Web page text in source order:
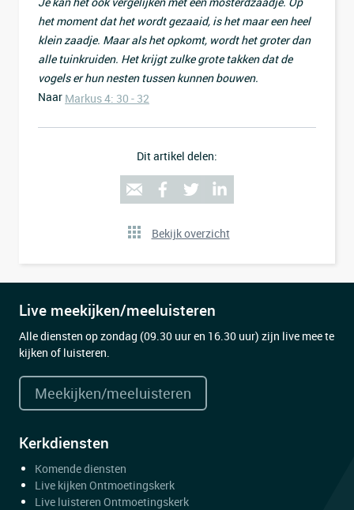
het moment dat het wordt gezaaid, is het maar een heel
klein zaadje. Maar als het opkomt, wordt het groter dan
alle tuinkruiden. Het krijgt zulke grote takken dat de
vogels er hun nesten tussen kunnen bouwen.
Naar Markus 4: 30 - 32
Dit artikel delen:
Bekijk overzicht
Live meekijken/meeluisteren
Alle diensten op zondag (09.30 uur en 16.30 uur) zijn live mee te
kijken of luisteren.
Meekijken/meeluisteren
Kerkdiensten
Komende diensten
Live kijken Ontmoetingskerk
Live luisteren Ontmoetingskerk